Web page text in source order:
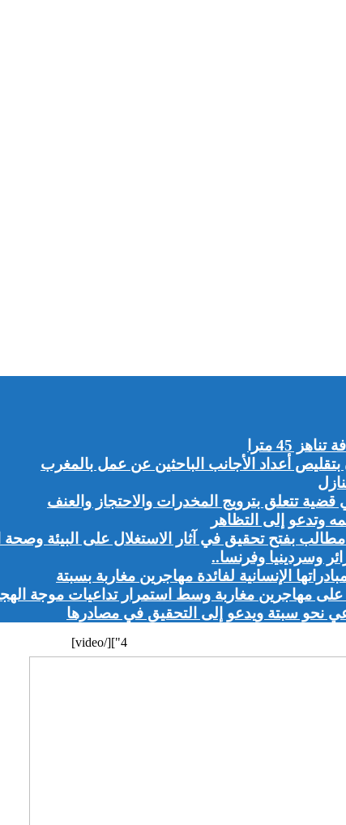
45 مترا
تتعلق بترويج المخدرات والاحتجاز والعنف
وتدعو إلى التظاهر
مطالب بفتح تحقيق في آثار الاستغلال على البيئة وصحة
وسردينيا وفرنسا..
الإنسانية لفائدة مهاجرين مغاربة بسبتة
مهاجرين مغاربة وسط استمرار تداعيات موجة
سبتة ويدعو إلى التحقيق في مصادرها
4"][/video]